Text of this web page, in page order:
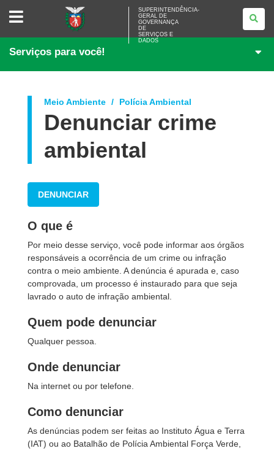
SUPERINTENDÊNCIA-
<BR>GOVERNANÇA
SERVIÇOS
DADOS
SUPERINTENDÊNCIA-
GERAL DE
GOVERNANÇA
DE
SERVIÇOS E
DADOS
Serviços para você!
Meio Ambiente Polícia Ambiental
Denunciar crime
ambiental
DENUNCIAR
O que é
Por meio desse serviço, você pode informar aos órgãos
responsáveis a ocorrência de um crime ou infração
contra o meio ambiente. A denúncia é apurada e, caso
comprovada, um processo é instaurado para que seja
lavrado o auto de infração ambiental.
Quem pode denunciar
Qualquer pessoa.
Onde denunciar
Na internet ou por telefone.
Como denunciar
As denúncias podem ser feitas ao Instituto Água e Terra
(IAT) ou ao Batalhão de Polícia Ambiental Força Verde,